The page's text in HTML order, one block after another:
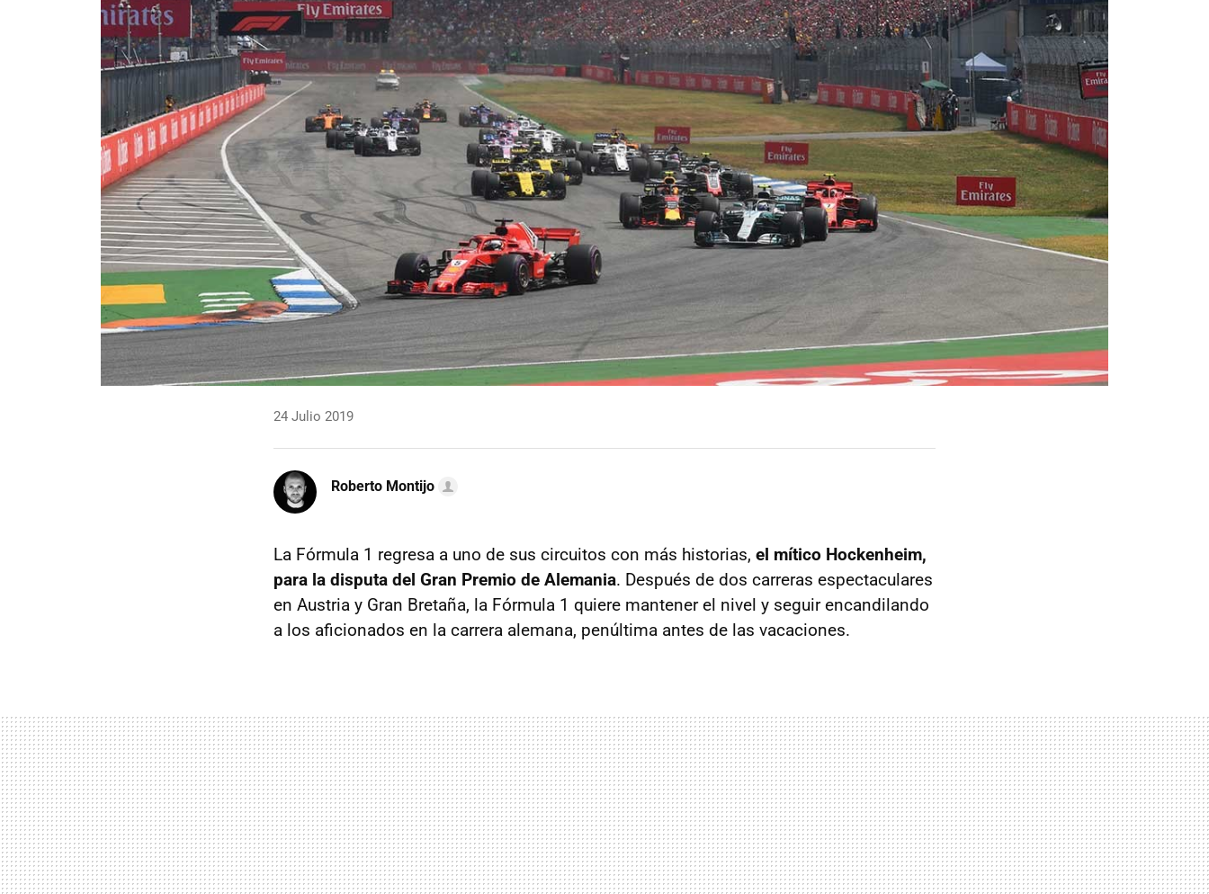
24 Julio 2019
Roberto Montijo
La Fórmula 1 regresa a uno de sus circuitos con más historias, el mítico Hockenheim,
para la disputa del Gran Premio de Alemania. Después de dos carreras espectaculares
en Austria y Gran Bretaña, la Fórmula 1 quiere mantener el nivel y seguir encandilando
a los aficionados en la carrera alemana, penúltima antes de las vacaciones.